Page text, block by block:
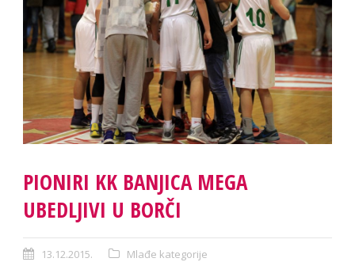
PIONIRI KK BANJICA MEGA
UBEDLJIVI U BORČI
13.12.2015. Mlađe kategorije